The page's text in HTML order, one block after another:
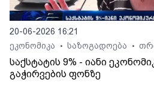
20-06-2026 16:21
ეკონომიკა
• საზოგადოება •
საქსტატის 9% - იანი
გაჭირვების ფონზე